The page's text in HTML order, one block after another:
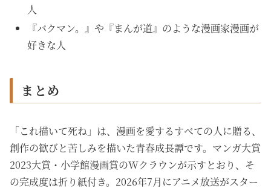
人
『バクマン。』や『まんが道』のような漫画家漫画が
好きな人
まとめ
「これ描いて死ね」は、漫画を愛するすべての人に贈る、
創作の歓びと苦しみを描いた青春成長譚です。マンガ大賞
2023大賞・小学館漫画賞のWクラウンが示すとおり、そ
の完成度は折り紙付き。2026年7月にアニメ放送がスター